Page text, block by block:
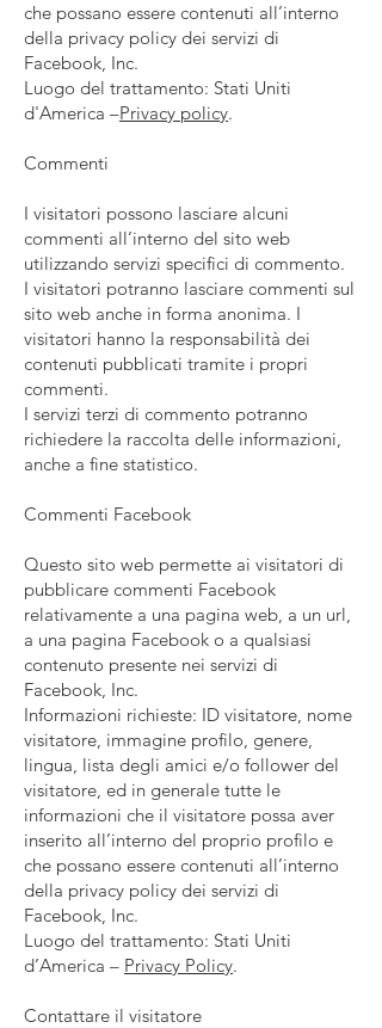
che possano essere contenuti all’interno
della privacy policy dei servizi di
Facebook, Inc.
Luogo del trattamento: Stati Uniti
d'America –Privacy policy.
Commenti
I visitatori possono lasciare alcuni
commenti all’interno del sito web
utilizzando servizi specifici di commento.
I visitatori potranno lasciare commenti sul
sito web anche in forma anonima. I
visitatori hanno la responsabilità dei
contenuti pubblicati tramite i propri
commenti.
I servizi terzi di commento potranno
richiedere la raccolta delle informazioni,
anche a fine statistico.
Commenti Facebook
Questo sito web permette ai visitatori di
pubblicare commenti Facebook
relativamente a una pagina web, a un url,
a una pagina Facebook o a qualsiasi
contenuto presente nei servizi di
Facebook, Inc.
Informazioni richieste: ID visitatore, nome
visitatore, immagine profilo, genere,
lingua, lista degli amici e/o follower del
visitatore, ed in generale tutte le
informazioni che il visitatore possa aver
inserito all’interno del proprio profilo e
che possano essere contenuti all’interno
della privacy policy dei servizi di
Facebook, Inc.
Luogo del trattamento: Stati Uniti
d’America – Privacy Policy.
Contattare il visitatore